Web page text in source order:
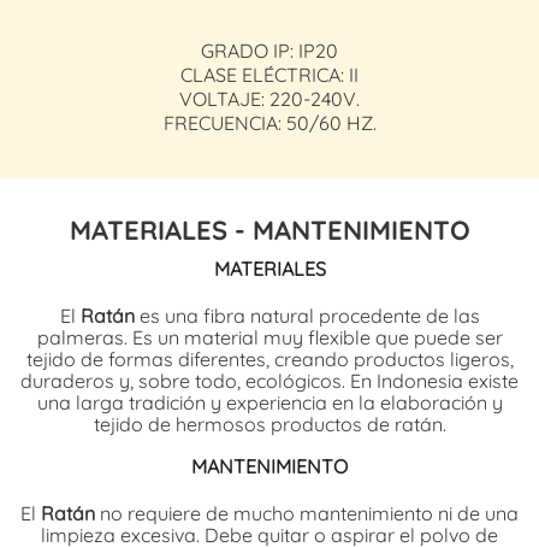
GRADO IP: IP20
CLASE ELÉCTRICA: II
VOLTAJE: 220-240V.
FRECUENCIA: 50/60 HZ.
MATERIALES - MANTENIMIENTO
MATERIALES
El Ratánes una fibra natural procedente de las
palmeras. Es un material muy flexible que puede ser
tejido de formas diferentes, creando productos ligeros,
duraderos y, sobre todo, ecológicos. En Indonesia existe
una larga tradición y experiencia en la elaboración y
tejido de hermosos productos de ratán.
MANTENIMIENTO
El Ratán no requiere de mucho mantenimiento ni de una
limpieza excesiva. Debe quitar o aspirar el polvo de